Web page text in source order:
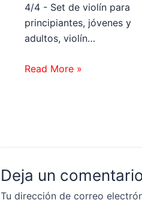
4/4 - Set de violín para
principiantes, jóvenes y
adultos, violín…
Read More »
Deja un comentario
Tu dirección de correo